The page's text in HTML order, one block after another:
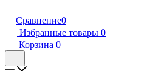
Сравнение0
Избранные товары 0
Корзина 0